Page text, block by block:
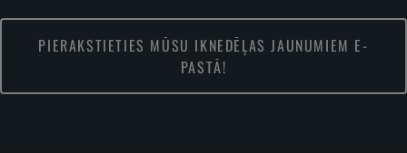
PIERAKSTIETIES MŪSU IKNEDĒĻAS JAUNUMIEM E-
PASTĀ!